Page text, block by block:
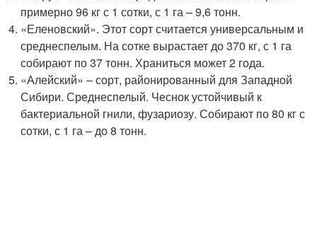
примерно 96 кг с 1 сотки, с 1 га – 9,6 тонн.
«Еленовский». Этот сорт считается универсальным и
среднеспелым. На сотке вырастает до 370 кг, с 1 га
собирают по 37 тонн. Храниться может 2 года.
«Алейский» – сорт, районированный для Западной
Сибири. Среднеспелый. Чеснок устойчивый к
бактериальной гнили, фузариозу. Собирают по 80 кг с
сотки, с 1 га – до 8 тонн.